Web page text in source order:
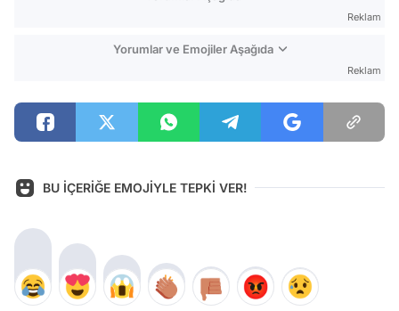
Reklam
Yorumlar ve Emojiler Aşağıda
Reklam
BU İÇERİĞE EMOJİYLE TEPKİ VER!